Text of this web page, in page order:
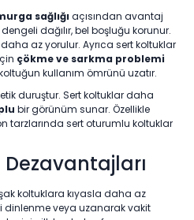
sağlığı açısından avantaj
dağılır, bel boşluğu korunur.
az yorulur. Ayrıca sert koltuklar
çökme ve sarkma problemi
kullanım ömrünü uzatır.
duruştur. Sert koltuklar daha
bir görünüm sunar. Özellikle
tarzlarında sert oturumlu koltuklar
koltuklara kıyasla daha az
dinlenme veya uzanarak vakit